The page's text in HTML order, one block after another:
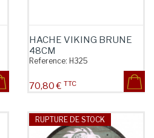
HACHE VIKING BRUNE
48CM
Reference: H325
Prix
70,80 € TTC
RUPTURE DE STOCK